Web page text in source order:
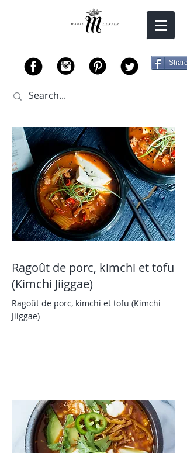
Share
Ragoût de porc, kimchi et tofu
(Kimchi Jiiggae)
Ragoût de porc, kimchi et tofu (Kimchi
Jiiggae)